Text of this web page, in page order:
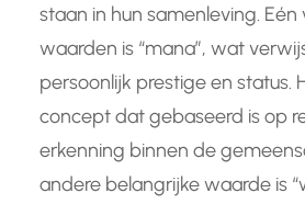
staan in hun samenleving.
waarden is “mana”, wat
persoonlijk prestige en status.
concept dat gebaseerd is op
erkenning binnen de
andere belangrijke waarde is